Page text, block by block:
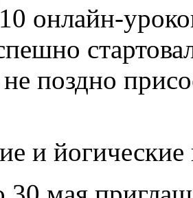
10 онлайн-
поздно
и